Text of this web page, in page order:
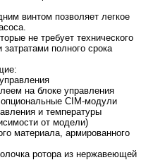
винтом позволяет легкое
не требует технического
полного срока
на блоке управления
CIM-модули
и температуры
от модели)
материала, армированного
ротора из нержавеющей